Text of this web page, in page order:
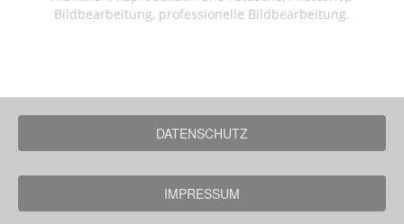
Bildbearbeitung, professionelle Bildbearbeitung.
DATENSCHUTZ
IMPRESSUM